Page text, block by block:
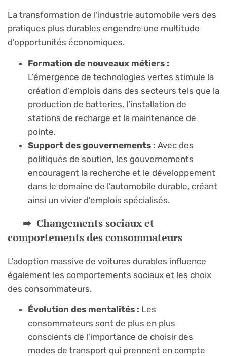
La transformation de l’industrie automobile vers des
pratiques plus durables engendre une multitude
d’opportunités économiques.
Formation de nouveaux métiers :
L’émergence de technologies vertes stimule la
création d’emplois dans des secteurs tels que la
production de batteries, l’installation de
stations de recharge et la maintenance de
pointe.
Support des gouvernements : Avec des
politiques de soutien, les gouvernements
encouragent la recherche et le développement
dans le domaine de l’automobile durable, créant
ainsi un vivier d’emplois spécialisés.
Changements sociaux et
comportements des consommateurs
L’adoption massive de voitures durables influence
également les comportements sociaux et les choix
des consommateurs.
Évolution des mentalités : Les
consommateurs sont de plus en plus
conscients de l’importance de choisir des
modes de transport qui prennent en compte